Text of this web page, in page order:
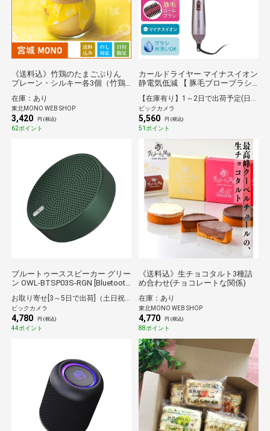
《送料込》竹鶏のたまごぷりん
プレーン・シルキー各3個（竹鶏
在庫：あり
東北MONO WEB SHOP
3,420 円 (税込)
62ポイント
カールドライヤー マイナスイオン
静電気低減 【 豚毛ブローブラシ /
豚毛ロールブラシ 付 】 ブラシ4方
向調整可 冷温風 回転式コード ラ
ク抜きプラグ ブラシ水洗い可 ブ
ロンズ ブロンズ TC530A-N
【在庫有り】1～2日で出荷予定(日付指定可)
ビックカメラ
5,560 円 (税込)
51ポイント
ブルートゥーススピーカー グリー
ン OWL-BTSP03S-RGN [Bluetooth
お取り寄せ[3～5日で出荷]（土日祝を除く）
ビックカメラ
4,780 円 (税込)
44ポイント
《送料込》生チョコタルト3種詰
め合わせ(チョコレートな関係)
在庫：あり
東北MONO WEB SHOP
4,770 円 (税込)
88ポイント